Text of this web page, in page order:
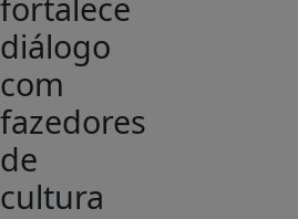
diálogo
com
fazedores
de
cultura